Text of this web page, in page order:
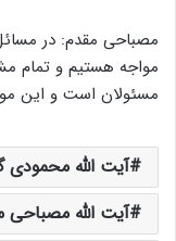
مصباحی مقدم: در
مواجه هستیم و تمام
مسئولان است و این
آیت الله محمودی
آیت الله مصباحی